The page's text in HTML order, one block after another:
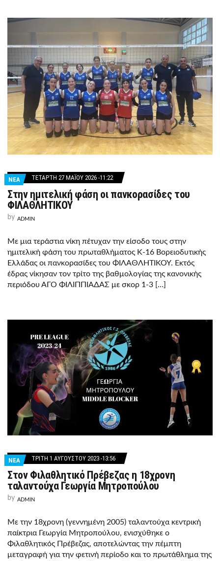
ΝΕΑ ΤΕΤΆΡΤΗ 27 ΜΑΪ́ΟΥ 2026 -11:22
Στην ημιτελική φάση οι πανκορασίδες του
ΦΙΛΑΘΛΗΤΙΚΟΥ
by ADMIN
Με μια τεράστια νίκη πέτυχαν την είσοδο τους στην
ημιτελική φάση του πρωταθλήματος Κ-16 Βορειοδυτικής
Ελλάδας οι πανκορασίδες του ΦΙΛΑΘΛΗΤΙΚΟΥ. Εκτός
έδρας νίκησαν τον τρίτο της βαθμολογίας της κανονικής
περιόδου ΑΓΟ ΦΙΛΙΠΠΙΑΔΑΣ με σκορ 1-3 […]
ΝΕΑ ΤΡΊΤΗ 1 ΑΥΓΟΎΣΤΟΥ 2023 -13:56
Στον Φιλαθλητικό Πρέβεζας η 18χρονη
ταλαντούχα Γεωργία Μητροπούλου
by ADMIN
Με την 18χρονη (γεννημένη 2005) ταλαντούχα κεντρική
παίκτρια Γεωργία Μητροπούλου, ενισχύθηκε ο
Φιλαθλητικός Πρέβεζας, αποτελώντας την πέμπτη
μεταγραφή για την φετινή περίοδο και το πρωτάθλημα της